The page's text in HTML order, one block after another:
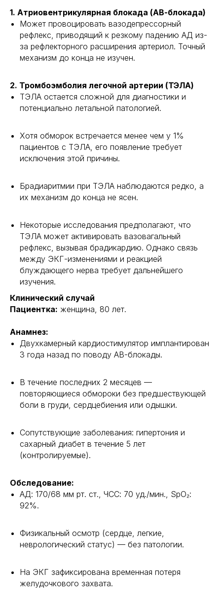
1. Атриовентрикулярная блокада (АВ-блокада)
Может провоцировать вазодепрессорный
рефлекс, приводящий к резкому падению АД из-
за рефлекторного расширения артериол. Точный
механизм до конца не изучен.
2. Тромбоэмболия легочной артерии (ТЭЛА)
ТЭЛА остается сложной для диагностики и
потенциально летальной патологией.
Хотя обморок встречается менее чем у 1%
пациентов с ТЭЛА, его появление требует
исключения этой причины.
Брадиаритмии при ТЭЛА наблюдаются редко, а
их механизм до конца не ясен.
Некоторые исследования предполагают, что
ТЭЛА может активировать вазовагальный
рефлекс, вызывая брадикардию. Однако связь
между ЭКГ-изменениями и реакцией
блуждающего нерва требует дальнейшего
изучения.
Клинический случай
Пациентка: женщина, 80 лет.
Анамнез:
Двухкамерный кардиостимулятор имплантирован
3 года назад по поводу АВ-блокады.
В течение последних 2 месяцев —
повторяющиеся обмороки без предшествующей
боли в груди, сердцебиения или одышки.
Сопутствующие заболевания: гипертония и
сахарный диабет в течение 5 лет
(контролируемые).
Обследование:
АД: 170/68 мм рт. ст., ЧСС: 70 уд./мин., SpO₂:
92%.
Физикальный осмотр (сердце, легкие,
неврологический статус) — без патологии.
На ЭКГ зафиксирована временная потеря
желудочкового захвата.